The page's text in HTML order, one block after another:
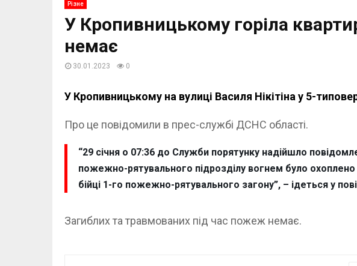
Різне
У Кропивницькому горіла
немає
30.01.2023 0
У Кропивницькому на вулиці Василя Нікітіна у 5-
Про це повідомили в прес-службі ДСНС області.
“29 січня о 07:36 до Служби порятунку надійшло
пожежно-рятувального підрозділу вогнем було
бійці 1-го пожежно-рятувального загону”, – ідеться у
Загиблих та травмованих під час пожеж немає.